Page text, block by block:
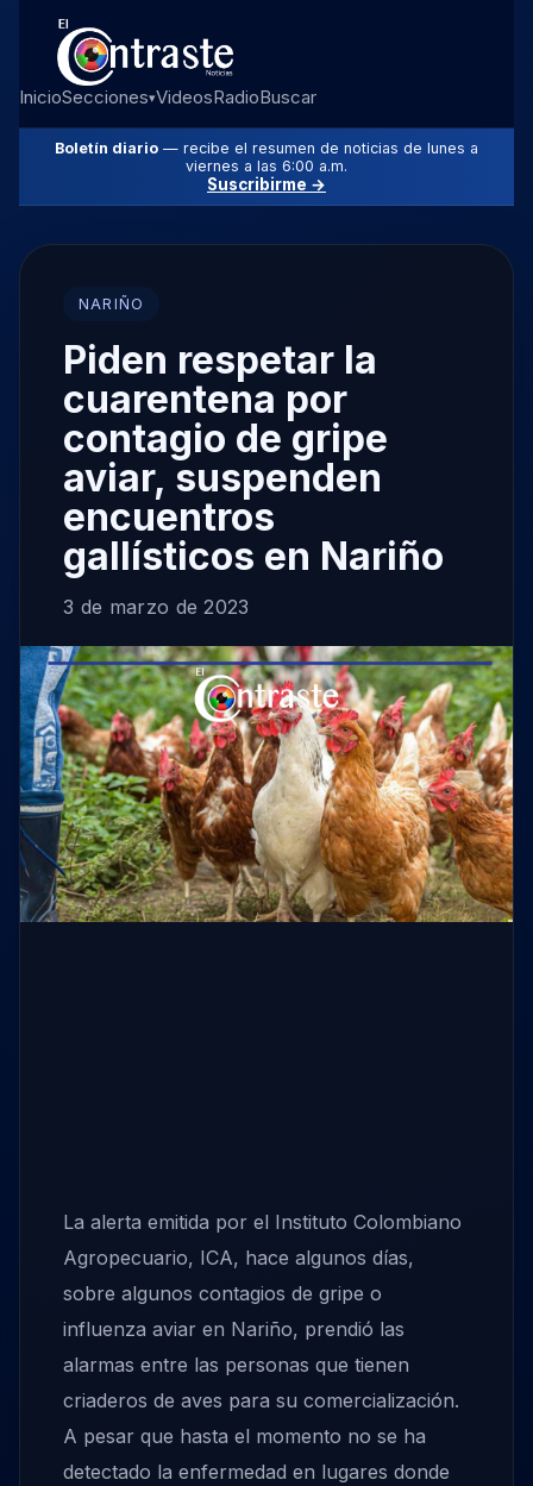
InicioSecciones▾VideosRadioBuscar
Boletín diario — recibe el resumen de noticias de lunes a
viernes a las 6:00 a.m.
Suscribirme →
NARIÑO
Piden respetar la
cuarentena por
contagio de gripe
aviar, suspenden
encuentros
gallísticos en Nariño
3 de marzo de 2023
La alerta emitida por el Instituto Colombiano
Agropecuario, ICA, hace algunos días,
sobre algunos contagios de gripe o
influenza aviar en Nariño, prendió las
alarmas entre las personas que tienen
criaderos de aves para su comercialización.
A pesar que hasta el momento no se ha
detectado la enfermedad en lugares donde